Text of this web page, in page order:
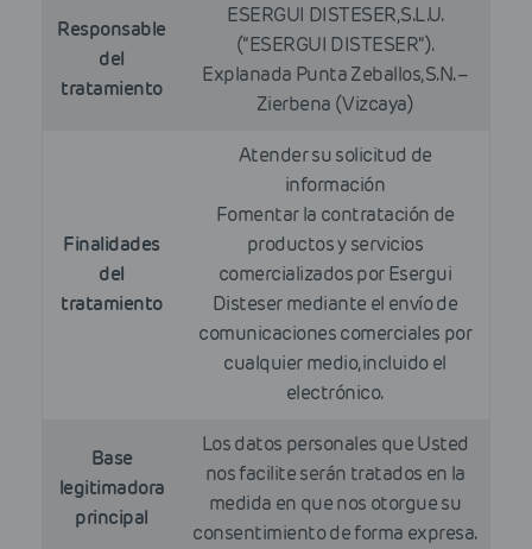
Responsable
del
tratamiento
ESERGUI DISTESER, S.L.U.
(“ESERGUI DISTESER").
Explanada Punta Zeballos, S.N. –
Zierbena (Vizcaya)
Finalidades
del
tratamiento
Atender su solicitud de
información
Fomentar la contratación de
productos y servicios
comercializados por Esergui
Disteser mediante el envío de
comunicaciones comerciales por
cualquier medio, incluido el
electrónico.
Base
legitimadora
principal
Los datos personales que Usted
nos facilite serán tratados en la
medida en que nos otorgue su
consentimiento de forma expresa.